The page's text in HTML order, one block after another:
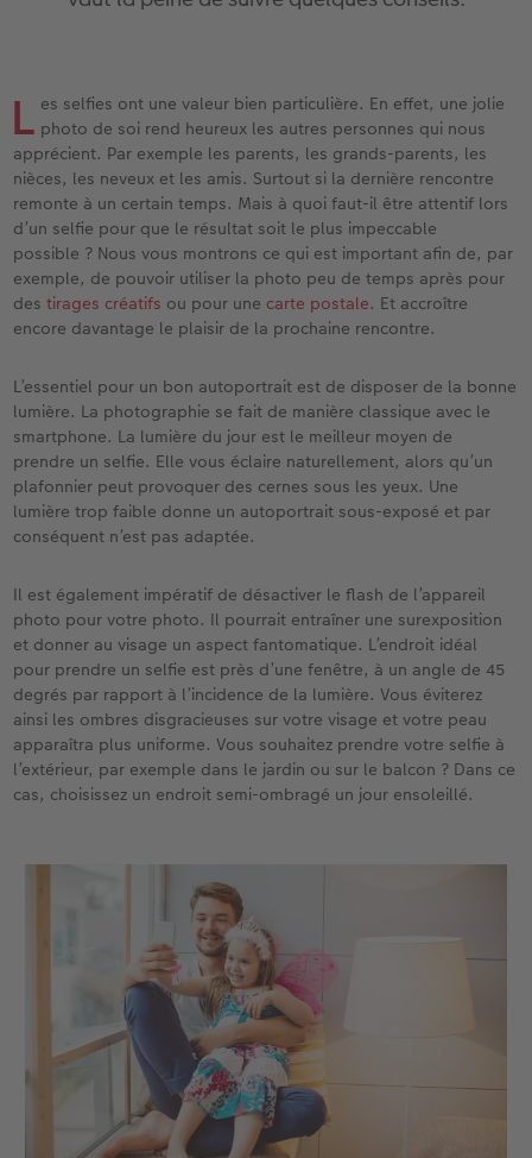
Étui personnalisé
LIVRE PHOTO CEWE Bébé
Couverture en cuir et en lin
Premières étapes
Possibilités de commande
Témoignages clients
Coffeetable Book «Art Collection»
Accessoires
Tirages photo sur papier recyclé
Lot de photos
Autocollants photo
Tirages immédiats
Photo d’identité
Affiche carte personnalisée
hexxas
Photo sous plexi
Photo sur alu-dibond
Photo sur bois
Photo sur carton mousse
Multi-déco
Conseils décoration murale
Accessoires
Autres occasions
Cartes photo
Cartes postales
Carte à l’unité
Jeux
Animaux de compagnie
Faber-Castell
Tirages créatifs
Boîte cadeau photo
Carte cadeau CEWE
Boîte à friandises personnalisée
Nouveautés
Coques en silicone
Coques en cuir
Coques en bois
Coques avec cordon
Avec design
Calendriers muraux avec design
Calendrier mural A4 Panorama
Calendrier mural A3
Calendrier de bureau carré
Accessoires
Carte de vœux personnalisée
Pêle-mêle
Photo polyptique
Photos d’identité biométriques
Trouvez un magasin
pour l’anniversaire
Cadeaux pour le départ
Cadeaux photo pour Pâques
pour les jeunes mariés
pour l’EVJF
Mariage
Concours photos
Témoignages
App
L es selfies ont une valeur bien particulière. En effet, une jolie
photo de soi rend heureux les autres personnes qui nous
apprécient. Par exemple les parents, les grands-parents, les
nièces, les neveux et les amis. Surtout si la dernière rencontre
remonte à un certain temps. Mais à quoi faut-il être attentif lors
d’un selfie pour que le résultat soit le plus impeccable
possible ? Nous vous montrons ce qui est important afin de, par
exemple, de pouvoir utiliser la photo peu de temps après pour
destirages créatifs ou pour une carte postale. Et accroître
encore davantage le plaisir de la prochaine rencontre.
L’essentiel pour un bon autoportrait est de disposer de la bonne
lumière. La photographie se fait de manière classique avec le
smartphone. La lumière du jour est le meilleur moyen de
prendre un selfie. Elle vous éclaire naturellement, alors qu’un
plafonnier peut provoquer des cernes sous les yeux. Une
lumière trop faible donne un autoportrait sous-exposé et par
conséquent n’est pas adaptée.
Il est également impératif de désactiver le flash de l’appareil
photo pour votre photo. Il pourrait entraîner une surexposition
et donner au visage un aspect fantomatique. L’endroit idéal
pour prendre un selfie est près d’une fenêtre, à un angle de 45
degrés par rapport à l’incidence de la lumière. Vous éviterez
ainsi les ombres disgracieuses sur votre visage et votre peau
apparaîtra plus uniforme. Vous souhaitez prendre votre selfie à
l’extérieur, par exemple dans le jardin ou sur le balcon ? Dans ce
cas, choisissez un endroit semi-ombragé un jour ensoleillé.